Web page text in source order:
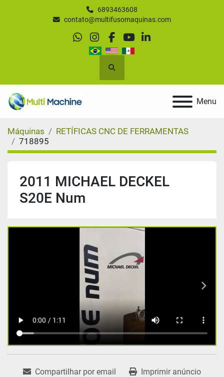
6893463608
contato@multifusomaquinas.com
whatsapp
instagram
facebook
youtubelinkedin
Pesquisar
Menu
Máquinas
RETÍFICAS CNC DE FERRAMENTAS
718895
2011 MICHAEL DECKEL
S20E Num
Compartilhar por email Imprimir anúncio